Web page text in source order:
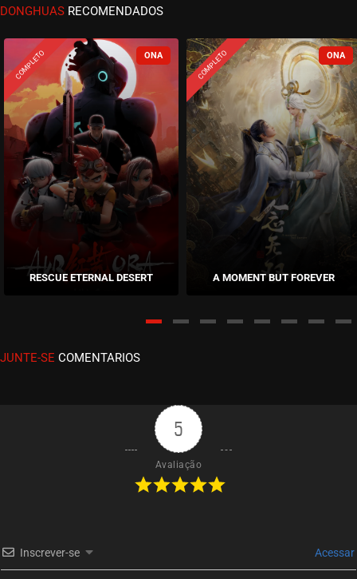
ASSISTIDO
EPISÓDIO 257
ASSISTIDO
EPISÓDIO 256
abril 26, 2023
ASSISTIDO
EPISÓDIO 255
abril 19, 2023
EPISÓDIO 254
abril 11, 2023
ASSISTIDO
EPISÓDIO 252
março 30, 2023
EPISÓDIO 251
EPISÓDIO 250
DONGHUAS RECOMENDADOS
COMPLETO
RESCUE ETERNAL DESERT
COMPLETO
A MOMENT BUT FOREVER
JUNTE-SE COMENTARIOS
5
Avaliação
Inscrever-se Acessar